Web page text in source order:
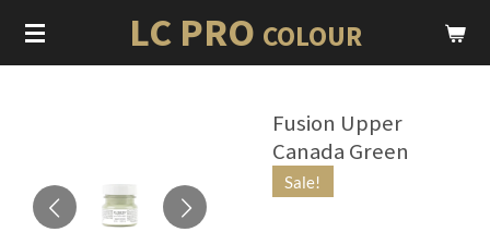
Ga
direct
LC PRO COLOUR
Fusion Upper
Canada Green
Sale!